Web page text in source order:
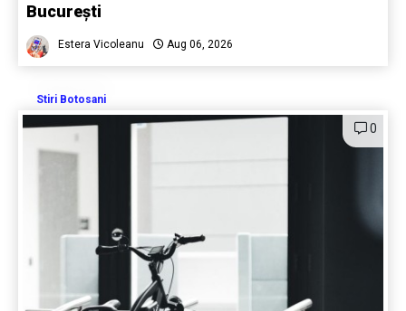
București
Estera Vicoleanu Aug 06, 2026
Stiri Botosani
0